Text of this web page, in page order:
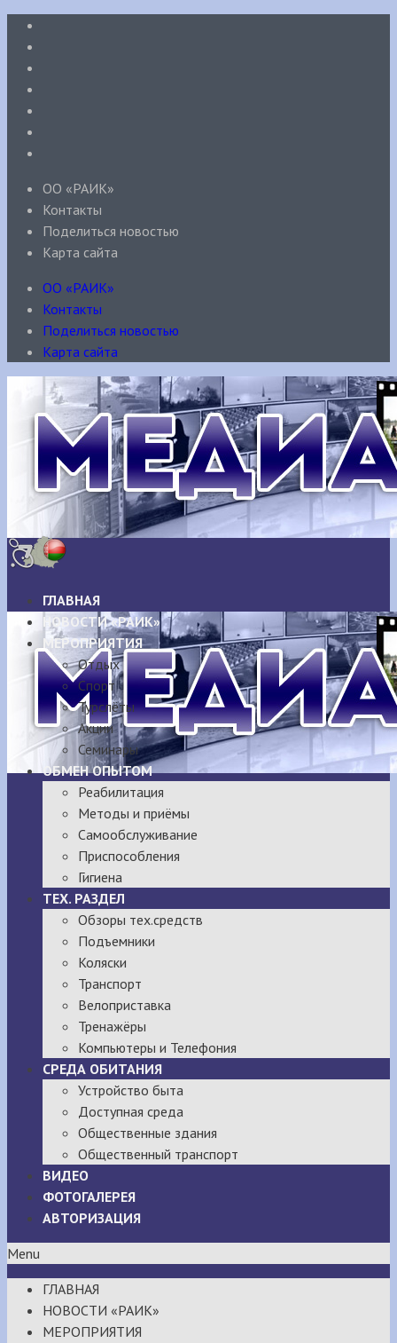
ОО «РАИК»
Контакты
Поделиться новостью
Карта сайта
ОО «РАИК»
Контакты
Поделиться новостью
Карта сайта
ГЛАВНАЯ
НОВОСТИ «РАИК»
МЕРОПРИЯТИЯ
Отдых
Спорт
Турслёты
Акции
Семинары
ОБМЕН ОПЫТОМ
Реабилитация
Методы и приёмы
Самообслуживание
Приспособления
Гигиена
ТЕХ. РАЗДЕЛ
Обзоры тех.средств
Подъемники
Коляски
Транспорт
Велоприставка
Тренажёры
Компьютеры и Телефония
СРЕДА ОБИТАНИЯ
Устройство быта
Доступная среда
Общественные здания
Общественный транспорт
ВИДЕО
ФОТОГАЛЕРЕЯ
АВТОРИЗАЦИЯ
Menu
ГЛАВНАЯ
НОВОСТИ «РАИК»
МЕРОПРИЯТИЯ